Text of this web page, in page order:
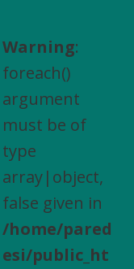
Warning:
foreach()
argument
must be of
type
array|object,
false given in
/home/pared
esi/public_ht